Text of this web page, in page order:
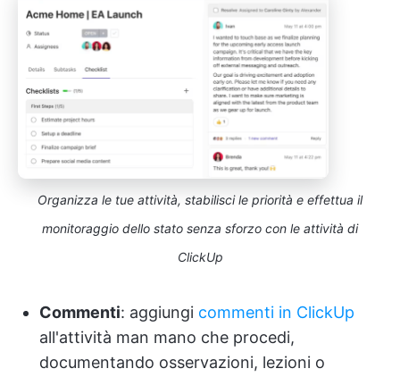
Organizza le tue attività, stabilisci le priorità e effettua il
monitoraggio dello stato senza sforzo con le attività di
ClickUp
Commenti: aggiungi commenti in ClickUp
all'attività man mano che procedi,
documentando osservazioni, lezioni o